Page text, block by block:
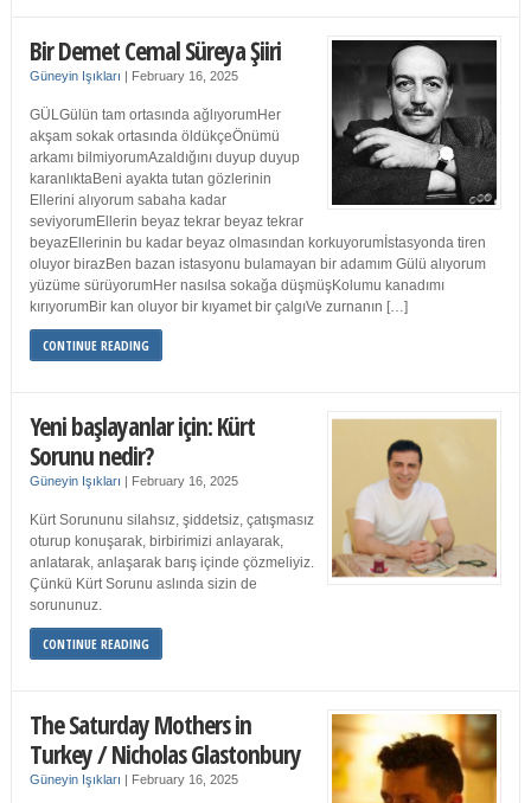
Bir Demet Cemal Süreya Şiiri
Güneyin Işıkları | February 16, 2025
GÜLGülün tam ortasında ağlıyorumHer
akşam sokak ortasında öldükçeÖnümü
arkamı bilmiyorumAzaldığını duyup duyup
karanlıktaBeni ayakta tutan gözlerinin
Ellerini alıyorum sabaha kadar
seviyorumEllerin beyaz tekrar beyaz tekrar
beyazEllerinin bu kadar beyaz olmasından korkuyorumİstasyonda tiren
oluyor birazBen bazan istasyonu bulamayan bir adamım Gülü alıyorum
yüzüme sürüyorumHer nasılsa sokağa düşmüşKolumu kanadımı
kırıyorumBir kan oluyor bir kıyamet bir çalgıVe zurnanın […]
CONTINUE READING
Yeni başlayanlar için: Kürt
Sorunu nedir?
Güneyin Işıkları | February 16, 2025
Kürt Sorununu silahsız, şiddetsiz, çatışmasız
oturup konuşarak, birbirimizi anlayarak,
anlatarak, anlaşarak barış içinde çözmeliyiz.
Çünkü Kürt Sorunu aslında sizin de
sorununuz.
CONTINUE READING
The Saturday Mothers in
Turkey / Nicholas Glastonbury
Güneyin Işıkları | February 16, 2025